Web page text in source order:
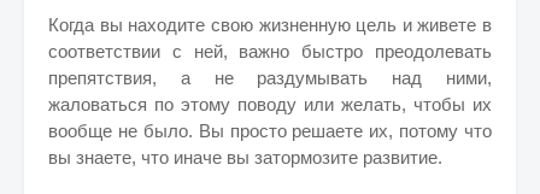
Когда вы находите свою жизненную цель и живете в
соответствии с ней, важно быстро преодолевать
препятствия, а не раздумывать над ними,
жаловаться по этому поводу или желать, чтобы их
вообще не было. Вы просто решаете их, потому что
вы знаете, что иначе вы затормозите развитие.